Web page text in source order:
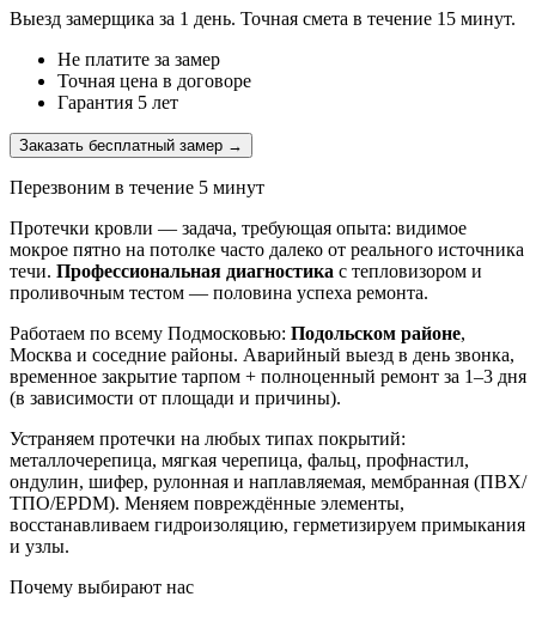
Выезд замерщика за 1 день. Точная смета в течение 15 минут.
Не платите за замер
Точная цена в договоре
Гарантия 5 лет
Заказать бесплатный замер →
Перезвоним в течение 5 минут
Протечки кровли — задача, требующая опыта: видимое
мокрое пятно на потолке часто далеко от реального источника
течи. Профессиональная диагностика с тепловизором и
проливочным тестом — половина успеха ремонта.
Работаем по всему Подмосковью: Подольском районе,
Москва и соседние районы. Аварийный выезд в день звонка,
временное закрытие тарпом + полноценный ремонт за 1–3 дня
(в зависимости от площади и причины).
Устраняем протечки на любых типах покрытий:
металлочерепица, мягкая черепица, фальц, профнастил,
ондулин, шифер, рулонная и наплавляемая, мембранная (ПВХ/
ТПО/EPDM). Меняем повреждённые элементы,
восстанавливаем гидроизоляцию, герметизируем примыкания
и узлы.
Почему выбирают нас